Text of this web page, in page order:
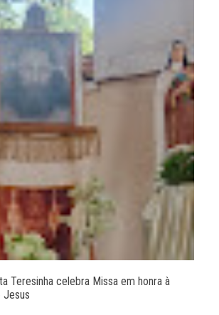
Teresinha celebra Missa em honra à
Jesus